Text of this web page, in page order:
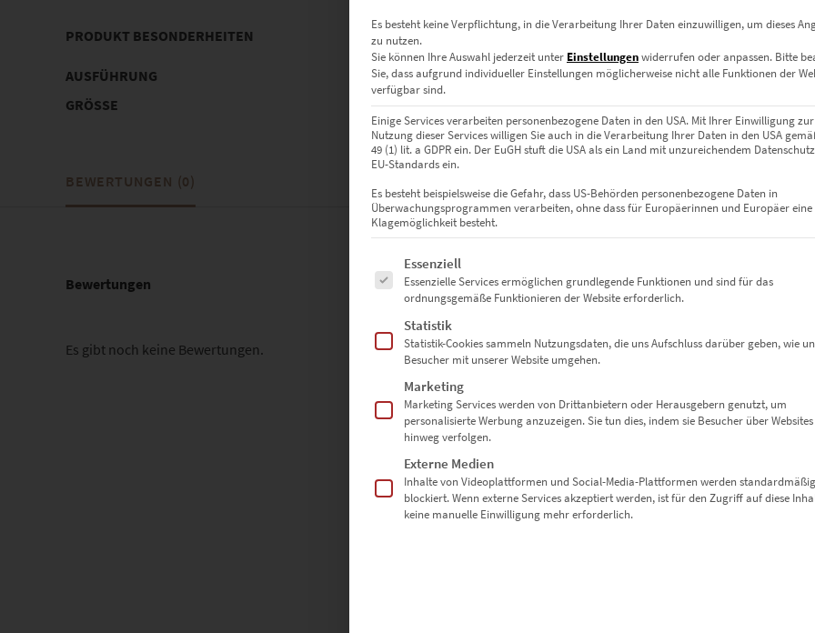
PRODUKT BESONDERHEITEN
AUSFÜHRUNG
Poster, Leinwand auf Keilrahmen, Acrylglas
GRÖSSE
40 x 40 cm, 50 x 50 cm, 60 x 60 cm, 70 x 70 cm, 80 x 80 cm, 90 x 90 cm, 100 x
BEWERTUNGEN (0)
Bewertungen
Es gibt noch keine Bewertungen.
Es besteht keine Verpflichtung, in die Verarbeitung Ihrer Daten einzuwilligen, um dieses
zu nutzen.
Sie können Ihre Auswahl jederzeit unter Einstellungenwiderrufen oder anpassen. Bitte
Sie, dass aufgrund individueller Einstellungen möglicherweise nicht alle Funktionen der
verfügbar sind.
Einige Services verarbeiten personenbezogene Daten in den USA. Mit Ihrer Einwilligung zur
Nutzung dieser Services willigen Sie auch in die Verarbeitung Ihrer Daten in den USA
49 (1) lit. a GDPR ein. Der EuGH stuft die USA als ein Land mit unzureichendem
EU-Standards ein.
Es besteht beispielsweise die Gefahr, dass US-Behörden personenbezogene Daten in
Überwachungsprogrammen verarbeiten, ohne dass für Europäerinnen und Europäer eine
Klagemöglichkeit besteht.
Es folgt eine Liste der Service-Gruppen, für die eine Einwilligung
Essenziell
Essenzielle Services ermöglichen grundlegende Funktionen und sind für das
ordnungsgemäße Funktionieren der Website erforderlich.
Statistik
Statistik-Cookies sammeln Nutzungsdaten, die uns Aufschluss darüber geben, wie
Besucher mit unserer Website umgehen.
Marketing
Marketing Services werden von Drittanbietern oder Herausgebern genutzt, um
personalisierte Werbung anzuzeigen. Sie tun dies, indem sie Besucher über Websites
hinweg verfolgen.
Externe Medien
Inhalte von Videoplattformen und Social-Media-Plattformen werden standardmäßig
blockiert. Wenn externe Services akzeptiert werden, ist für den Zugriff auf diese
keine manuelle Einwilligung mehr erforderlich.